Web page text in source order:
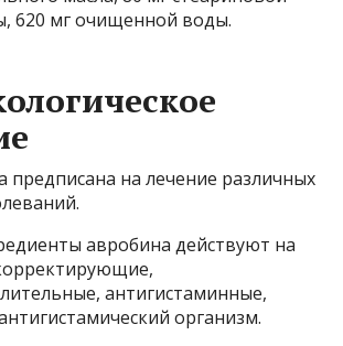
620 мг очищенной воды.
предписана на лечение различных
авробина действуют на
антигистаминные,
организм.